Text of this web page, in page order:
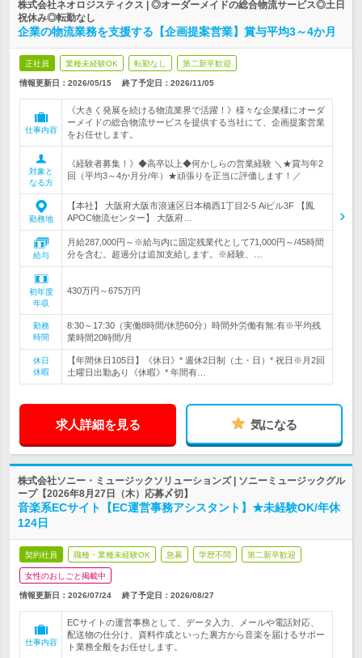
株式会社ネオロジスティクス | ◎オーダーメイドの総合物流サービス◎土日
祝休み◎転勤なし
企業の物流業務を支援する【企画提案営業】賞与平均3～4か月
正社員 業種未経験OK 転勤なし 第二新卒歓迎
情報更新日：2026/05/15 終了予定日： 2026/11/05
仕事内容
《大きく発展を続ける物流業界で活躍！》様々な企業様にオーダ
ーメイドの総合物流サービスを提供する当社にて、企画提案営業
をお任せします。
対象と
なる方
《経験者募集！》◆高卒以上◆何かしらの営業経験 ＼★賞与年2
回（平均3～4か月分/年）★頑張りを正当に評価します！／
勤務地
【本社】 大阪府大阪市浪速区日本橋西1丁目2-5 Aiビル3F 【鳳
APOC物流センター】 大阪府…
給与
月給287,000円～※給与内に固定残業代として71,000円～/45時間
分を含む。超過分は追加支給します。※経験、…
初年度
年収
430万円～675万円
勤務
時間
8:30～17:30（実働8時間/休憩60分）時間外労働有無:有※平均残
業時間20時間/月
休日
休暇
【年間休日105日】《休日》* 週休2日制（土・日）* 祝日※月2回
土曜日出勤あり《休暇》* 年間有…
求人詳細を見る 気になる
株式会社ソニー・ミュージックソリューションズ | ソニーミュージックグル
ープ【2026年8月27日（木）応募〆切】
音楽系ECサイト【EC運営事務アシスタント】★未経験OK/年休
124日
契約社員 職種・業種未経験OK 急募 学歴不問 第二新卒歓迎
女性のおしごと掲載中
情報更新日：2026/07/24 終了予定日： 2026/08/27
仕事内容
ECサイトの運営事務として、データ入力、メールや電話対応、
配送物の仕分け、資料作成といった裏方から音楽を届けるサポー
ト業務全般をお任せします。